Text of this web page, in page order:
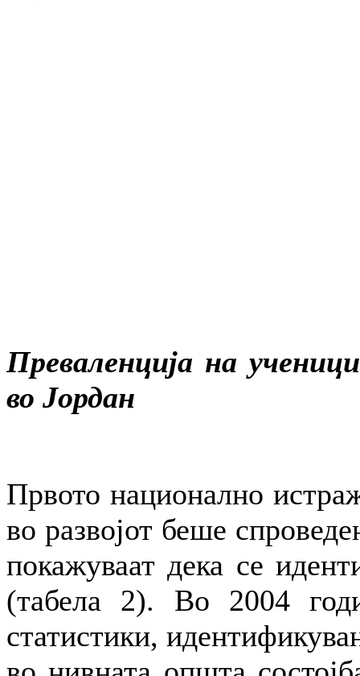
Преваленција на
во Јордан
Првото национално
во развојот беше
покажуваат дека се
(табела 2). Во 2004
статистики,